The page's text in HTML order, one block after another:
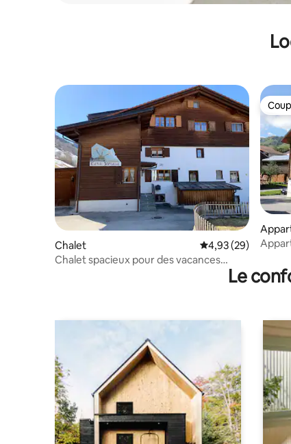
Chalet Évaluation
4,93 (29)
Chalet spacieux pour des vacances
Le